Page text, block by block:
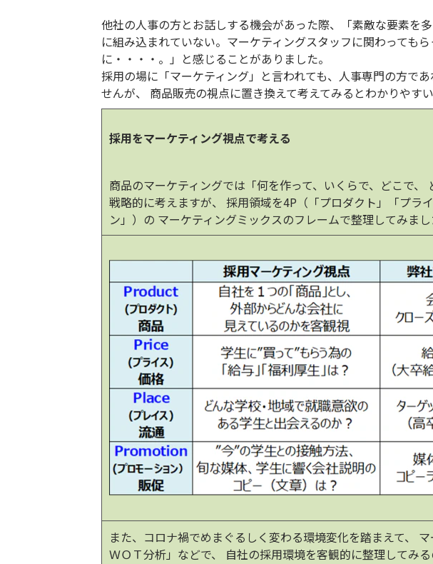
他社の人事の方とお話しする機会があった際、「素敵な要素を
に組み込まれていない。マーケティングスタッフに関わっても
に・・・・。」と感じることがありました。
採用の場に「マーケティング」と言われても、人事専門の方で
せんが、 商品販売の視点に置き換えて考えてみるとわかりやすい
採用をマーケティング視点で考える
商品のマーケティングでは「何を作って、いくらで、どこで、
戦略的に考えますが、 採用領域を4P（「プロダクト」「プラ
ン」）の マーケティングミックスのフレームで整理してみまし
また、コロナ禍でめまぐるしく変わる環境変化を踏まえて、
ＷＯＴ分析」などで、 自社の採用環境を客観的に整理してみる